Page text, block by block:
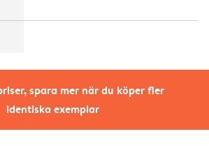
spara mer när du köper fler
identiska exemplar